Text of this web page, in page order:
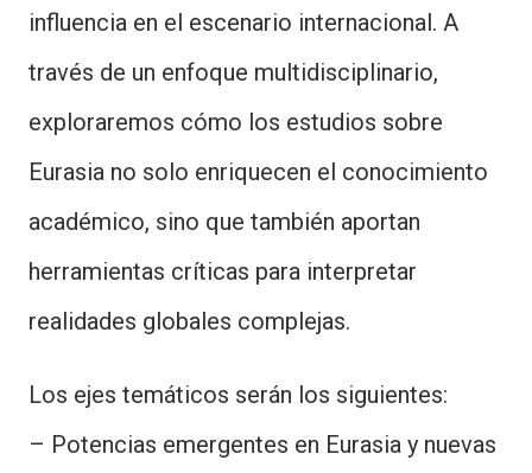
influencia en el escenario internacional. A
través de un enfoque multidisciplinario,
exploraremos cómo los estudios sobre
Eurasia no solo enriquecen el conocimiento
académico, sino que también aportan
herramientas críticas para interpretar
realidades globales complejas.
Los ejes temáticos serán los siguientes:
– Potencias emergentes en Eurasia y nuevas